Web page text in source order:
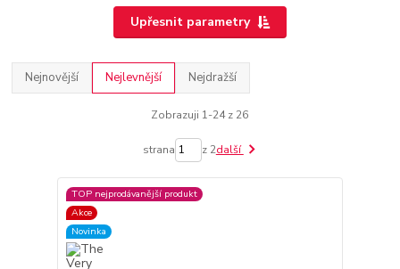
Upřesnit parametry
Nejnovější Nejlevnější Nejdražší
Zobrazuji 1-24 z 26
strana z 2další
TOP nejprodávanější produkt
Akce
Novinka